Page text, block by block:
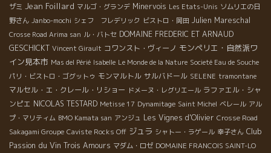
ザミ Jean Foillard マルゴ・グランデ Minervois Les Etats-Unis ソムリエの日
野さん Janbo-mochi シェフ フレデリック ビストロ・岡田 Julien Mareschal
Crosse Road Arima san ル・バトセ DOMAINE FREDERIC ET ARNAUD
GESCHICKT Vincent Girault コワンスト・ヴィーノ モンペリエ・自然派ワ
イン見本市 Mas del Périé Isabelle Le Monde de la Nature Societé Eau de Souche
パリ・ビストロ・ゴグットゥ モンマルトル サルバドール SELENE tramontane
マルセル・エ・クレール・リショー ドメーヌ・レグリエール ラファエル・シャ
ンピエ NICOLAS TESTARD Metisse 17 Dynamitage Saint Michel ベレール アル
プ・マリティム BMO Kamata san アンジュ Les Vignes d'Olivier Crosse Road
Sakagami Groupe Caviste Rocks Off ジュラ シャトー・ラゲール 幸子さん Club
Passion du Vin Trois Amours マダム・ロゼ DOMAINE FRANCOIS SAINT-LO